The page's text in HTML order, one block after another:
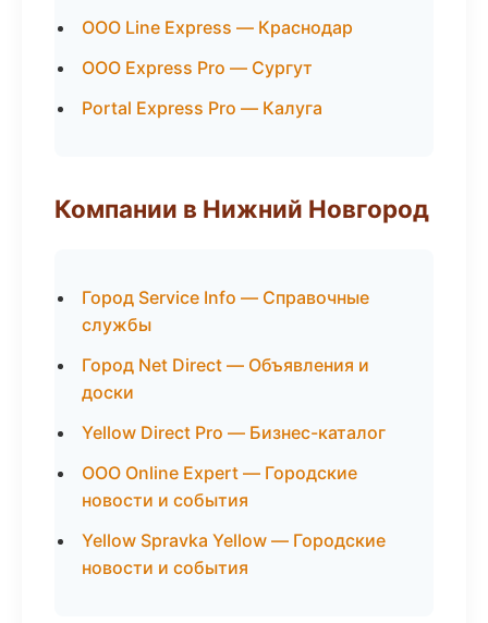
ООО Line Express — Краснодар
ООО Express Pro — Сургут
Portal Express Pro — Калуга
Компании в Нижний Новгород
Город Service Info — Справочные
службы
Город Net Direct — Объявления и
доски
Yellow Direct Pro — Бизнес-каталог
ООО Online Expert — Городские
новости и события
Yellow Spravka Yellow — Городские
новости и события